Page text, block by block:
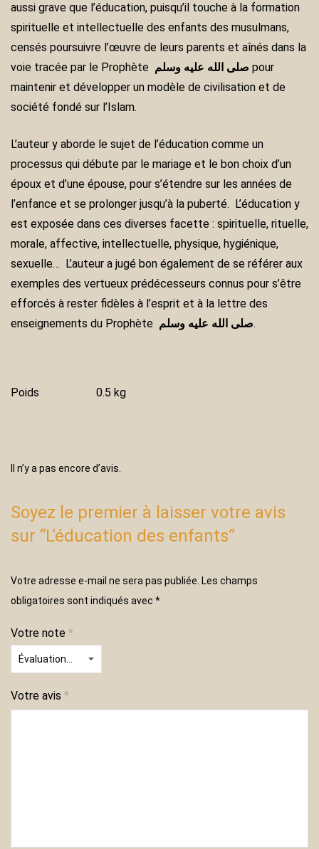
aussi grave que l’éducation, puisqu’il touche à la formation
spirituelle et intellectuelle des enfants des musulmans,
censés poursuivre l’œuvre de leurs parents et aînés dans la
voie tracée par le Prophète
pour
maintenir et développer un modèle de civilisation et de
société fondé sur l’Islam.
L’auteur y aborde le sujet de l’éducation comme un
processus qui débute par le mariage et le bon choix d’un
époux et d’une épouse, pour s’étendre sur les années de
l’enfance et se prolonger jusqu’à la puberté. L’éducation y
est exposée dans ces diverses facette : spirituelle, rituelle,
morale, affective, intellectuelle, physique, hygiénique,
sexuelle… L’auteur a jugé bon également de se référer aux
exemples des vertueux prédécesseurs connus pour s’être
efforcés à rester fidèles à l’esprit et à la lettre des
enseignements du Prophète صلى الله عليه وسلم.
Poids 0.5 kg
Il n’y a pas encore d’avis.
Soyez le premier à laisser votre avis
sur “L’éducation des enfants”
Votre adresse e-mail ne sera pas publiée. Les champs
obligatoires sont indiqués avec *
Votre note *
Votre avis *